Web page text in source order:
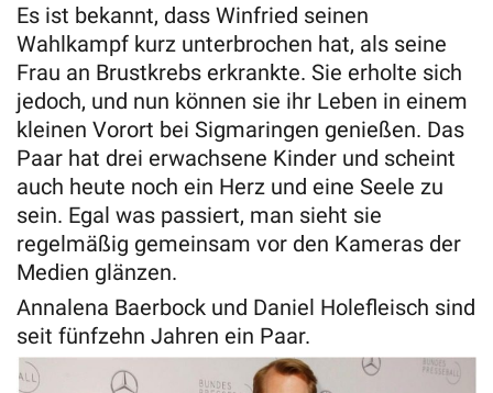
Es ist bekannt, dass Winfried seinen
Wahlkampf kurz unterbrochen hat, als seine
Frau an Brustkrebs erkrankte. Sie erholte sich
jedoch, und nun können sie ihr Leben in einem
kleinen Vorort bei Sigmaringen genießen. Das
Paar hat drei erwachsene Kinder und scheint
auch heute noch ein Herz und eine Seele zu
sein. Egal was passiert, man sieht sie
regelmäßig gemeinsam vor den Kameras der
Medien glänzen.
Annalena Baerbock und Daniel Holefleisch sind
seit fünfzehn Jahren ein Paar.